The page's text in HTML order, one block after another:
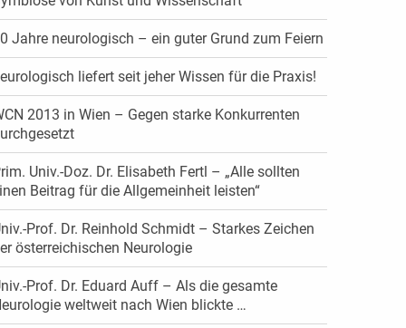
Jahre neurologisch – ein guter Grund zum Feiern
liefert seit jeher Wissen für die Praxis!
2013 in Wien – Gegen starke Konkurrenten
Univ.-Doz. Dr. Elisabeth Fertl – „Alle sollten
Beitrag für die Allgemeinheit leisten“
Prof. Dr. Reinhold Schmidt – Starkes Zeichen
österreichischen Neurologie
Prof. Dr. Eduard Auff – Als die gesamte
weltweit nach Wien blickte …